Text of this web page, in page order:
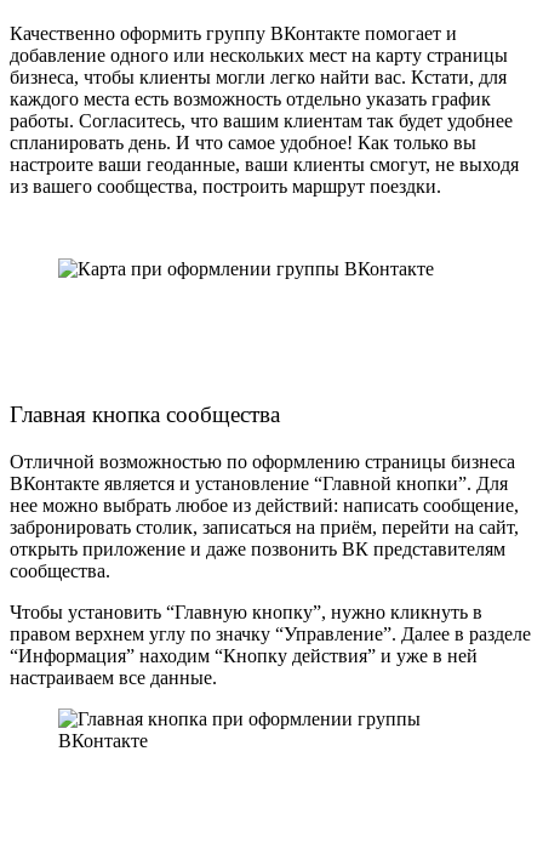
Качественно оформить группу ВКонтакте помогает и
добавление одного или нескольких мест на карту страницы
бизнеса, чтобы клиенты могли легко найти вас. Кстати, для
каждого места есть возможность отдельно указать график
работы. Согласитесь, что вашим клиентам так будет удобнее
спланировать день. И что самое удобное! Как только вы
настроите ваши геоданные, ваши клиенты смогут, не выходя
из вашего сообщества, построить маршрут поездки.
Главная кнопка сообщества
Отличной возможностью по оформлению страницы бизнеса
ВКонтакте является и установление “Главной кнопки”. Для
нее можно выбрать любое из действий: написать сообщение,
забронировать столик, записаться на приём, перейти на сайт,
открыть приложение и даже позвонить ВК представителям
сообщества.
Чтобы установить “Главную кнопку”, нужно кликнуть в
правом верхнем углу по значку “Управление”. Далее в разделе
“Информация” находим “Кнопку действия” и уже в ней
настраиваем все данные.